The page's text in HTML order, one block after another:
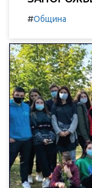
#Община